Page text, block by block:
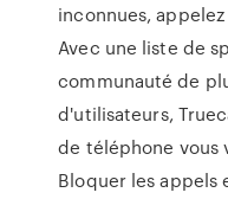
inconnues,
Avec une liste de
communauté de
d'utilisateurs,
de téléphone vous
Bloquer les appels